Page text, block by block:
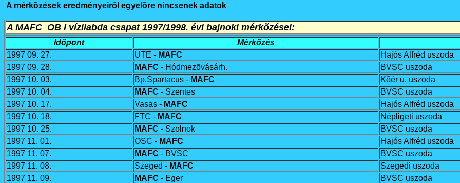
A mérkõzések eredményeirõl egyelõre nincsenek adatok
A MAFC OB I vízilabda csapat 1997/1998. évi bajnoki mérkõzései:
Idõpont Mérkõzés
1997 09. 27.
UTE - MAFC Hajós Alfréd uszoda
1997 09. 28.
MAFC - Hódmezõvásárh. BVSC uszoda
1997 10. 03.
Bp.Spartacus - MAFC Kõér u. uszoda
1997 10. 04.
MAFC - Szentes BVSC uszoda
1997 10. 17.
Vasas - MAFC Hajós Alfréd uszoda
1997 10. 18.
FTC - MAFC Népligeti uszoda
1997 10. 25.
MAFC - Szolnok BVSC uszoda
1997 11. 01.
OSC - MAFC Hajós Alfréd uszoda
1997 11. 07.
MAFC - BVSC BVSC uszoda
1997 11. 08.
Szeged - MAFC Szegedi uszoda
1997 11. 09.
MAFC - Eger BVSC uszoda